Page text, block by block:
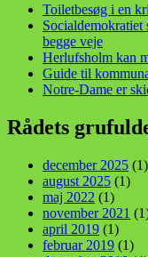
Toiletbesøg i en
begge veje
Herlufsholm kan
Guide til
Notre-Dame er
Rådets
december 2025 (1)
august 2025 (1)
maj 2022 (1)
november 2021
april 2019 (1)
februar 2019 (1)